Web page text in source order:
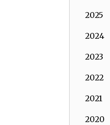
2025
2024
2023
2022
2021
2020